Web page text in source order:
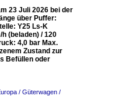
23 Juli 2026 bei der
über Puffer:
Y25 Ls-K
(beladen) / 120
4,0 bar Max.
Zustand zur
Befüllen oder
/ Güterwagen /